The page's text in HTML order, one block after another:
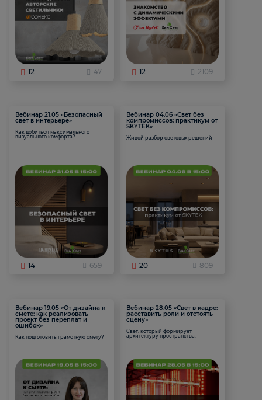
12 47 12 2109
Вебинар 21.05 «Безопасный
свет в интерьере»
Как добиться максимального
визуального комфорта?
14 659
Вебинар 04.06 «Свет без
компромиссов: практикум от
SKYTEK»
Живой разбор световых решений
20 809
Вебинар 19.05 «От дизайна к
смете: как реализовать
проект без переплат и
ошибок»
Как подготовить грамотную смету?
Вебинар 28.05 «Свет в кадре:
расставить роли и отстоять
сцену»
Свет, который формирует
архитектуру пространства.